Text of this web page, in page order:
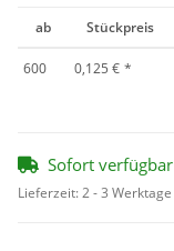
ab Stückpreis
600 0,125 € *
Sofort verfügbar
Lieferzeit:2 - 3 Werktage